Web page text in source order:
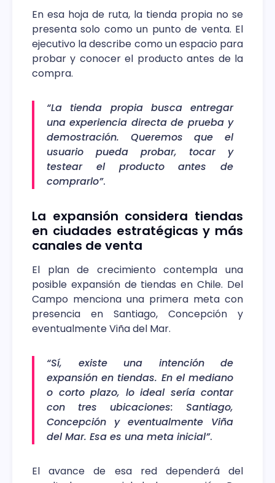
En esa hoja de ruta, la tienda propia no se
presenta solo como un punto de venta. El
ejecutivo la describe como un espacio para
probar y conocer el producto antes de la
compra.
“La tienda propia busca entregar
una experiencia directa de prueba y
demostración. Queremos que el
usuario pueda probar, tocar y
testear el producto antes de
comprarlo”.
La expansión considera tiendas
en ciudades estratégicas y más
canales de venta
El plan de crecimiento contempla una
posible expansión de tiendas en Chile. Del
Campo menciona una primera meta con
presencia en Santiago, Concepción y
eventualmente Viña del Mar.
“Sí, existe una intención de
expansión en tiendas. En el mediano
o corto plazo, lo ideal sería contar
con tres ubicaciones: Santiago,
Concepción y eventualmente Viña
del Mar. Esa es una meta inicial”.
El avance de esa red dependerá del